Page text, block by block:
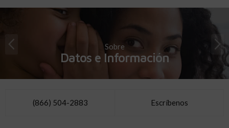
Sobre
Datos e Información
(866) 504-2883 Escríbenos